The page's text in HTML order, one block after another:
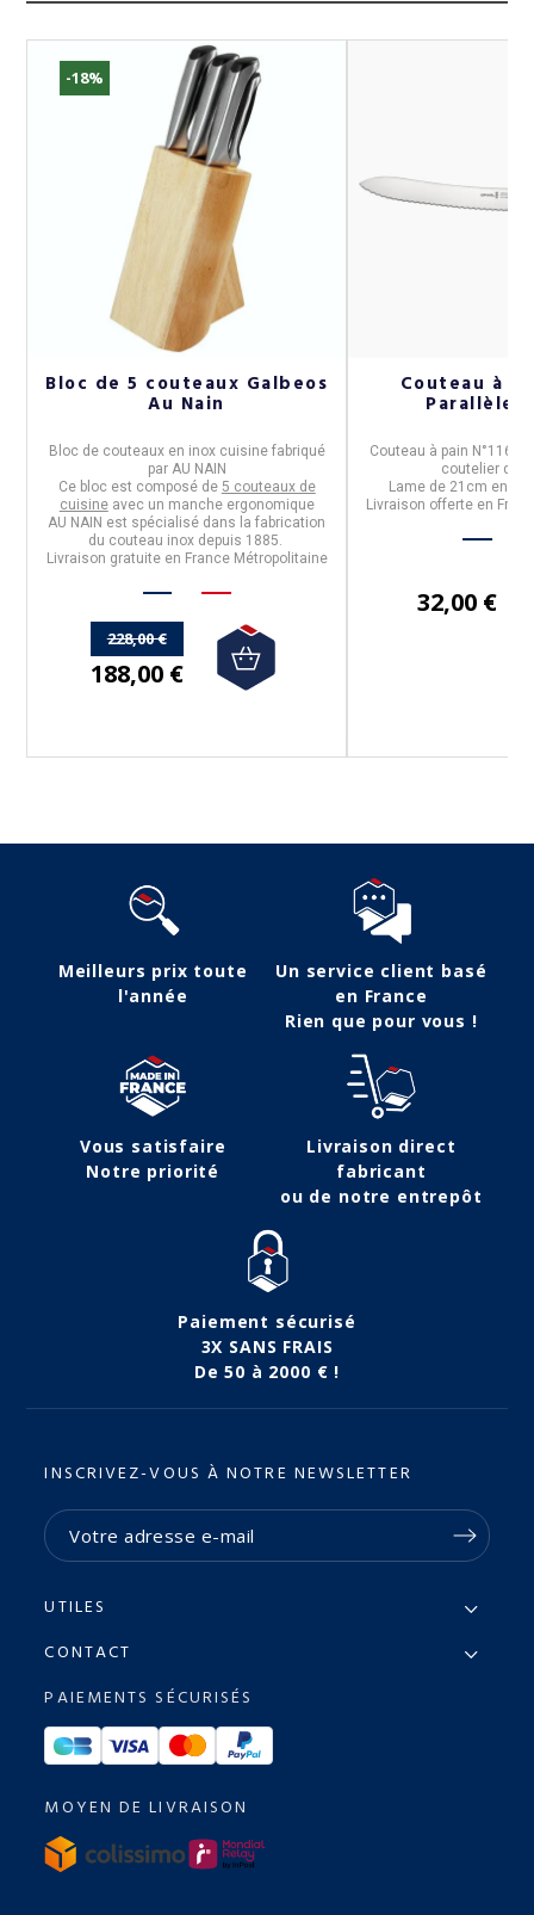
-18%
Bloc de 5 couteaux Galbeos
Au Nain
Bloc de couteauxen inox cuisine fabriqué
par AU NAIN
Ce bloc est composé de 5 couteaux de
cuisineavec un manche ergonomique
AU NAIN est spécialisé dans la fabrication
du couteau inox depuis 1885.
Livraison gratuite en France Métropolitaine
228,00 €
188,00 €
Couteau à
Parallèle
Couteau à pain N°116,
coutelier de
Lame de 21cm en
Livraison offerte en
32,00 €
Meilleurs prix toute
l'année
Un service client basé
en France
Rien que pour vous !
Vous satisfaire
Notre priorité
Livraison direct
fabricant
ou de notre entrepôt
Paiement sécurisé
3X SANS FRAIS
De 50 à 2000 € !
INSCRIVEZ-VOUS À NOTRE NEWSLETTER
UTILES
CONTACT
PAIEMENTS SÉCURISÉS
MOYEN DE LIVRAISON